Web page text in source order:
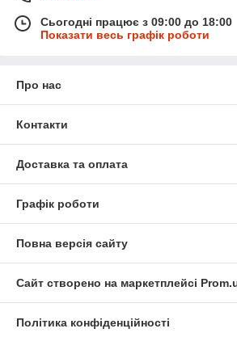
Сьогодні працює з 09:00 до 18:00
Показати весь графік роботи
Про нас
Контакти
Доставка та оплата
Графік роботи
Повна версія сайту
Сайт створено на маркетплейсі
Політика конфіденційності